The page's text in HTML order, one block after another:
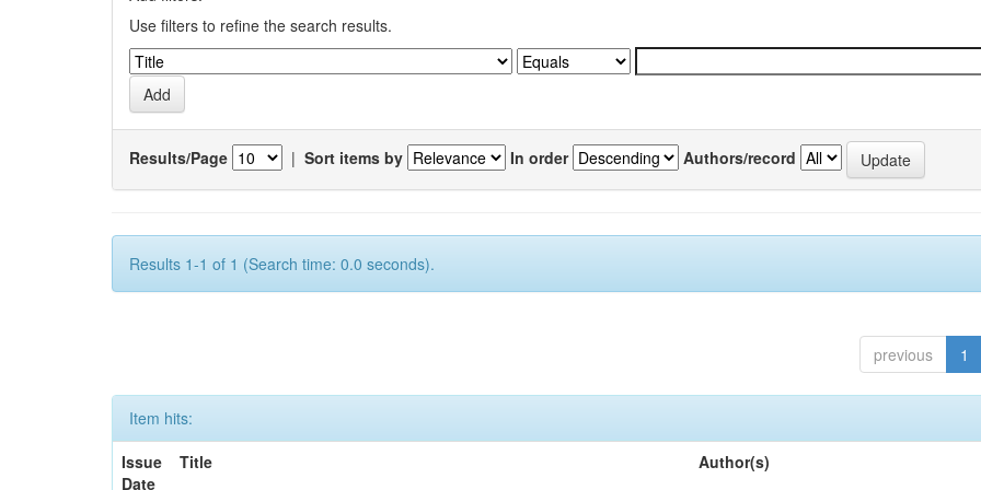
Use filters to refine the search results.
Results/Page | Sort items by In order Authors/record
Results 1-1 of 1 (Search time: 0.0 seconds).
previous 1
Item hits:
Issue
Date
Title Author(s)